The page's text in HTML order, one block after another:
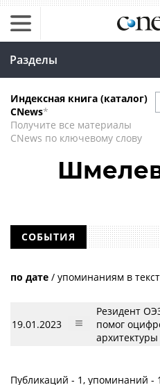
Разделы
Индексная книга (каталог)
CNews*
Получите все материалы
CNews по ключевому слову
СОБЫТИЯ
по дате / упоминаниям в
19.01.2023
Резидент
помог
Публикаций - 1, упоминаний - 1